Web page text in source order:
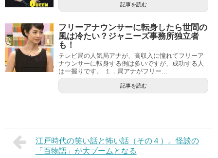
記事を読む
フリーアナウンサーに転身したら世間の
風は冷たい？ジャニーズ事務所独立者
も！
テレビ局の人気局アナが、高収入に憧れてフリーア
ナウンサーに転身する例は多いですが、成功する人
は一握りです。 １．局アナがフリー...
記事を読む
江戸時代の笑い話と怖い話（その４）。怪談の
「百物語」が大ブームとなる